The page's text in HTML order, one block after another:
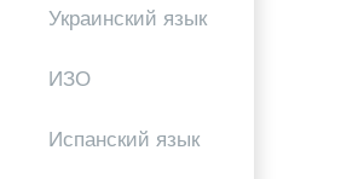
Украинский язык
ИЗО
Испанский язык